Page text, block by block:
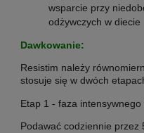
wsparcie przy
odżywczych w diecie
Dawkowanie:
Resistim należy
stosuje się w dwóch
Etap 1 - faza
Podawać codziennie przez